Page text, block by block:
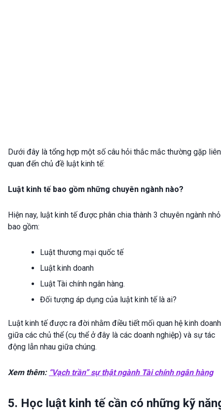
Dưới đây là tổng hợp một số câu hỏi thắc mắc thường gặp liên
quan đến chủ đề luật kinh tế:
Luật kinh tế bao gồm những chuyên ngành nào?
Hiện nay, luật kinh tế được phân chia thành 3 chuyên ngành nhỏ
bao gồm:
Luật thương mại quốc tế
Luật kinh doanh
Luật Tài chính ngân hàng.
Đối tượng áp dụng của luật kinh tế là ai?
Luật kinh tế được ra đời nhằm điều tiết mối quan hệ kinh doanh
giữa các chủ thể (cụ thể ở đây là các doanh nghiệp) và sự tác
động lẫn nhau giữa chúng.
Xem thêm: “Vạch trần” sự thật ngành Tài chính ngân hàng
5. Học luật kinh tế cần có những kỹ